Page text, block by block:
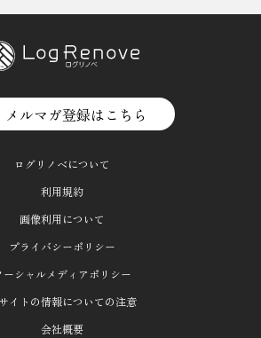
メルマガ登録はこちら
ログリノベについて
利用規約
画像利用について
プライバシーポリシー
ーシャルメディアポリシー
イトの情報についての注意
会社概要